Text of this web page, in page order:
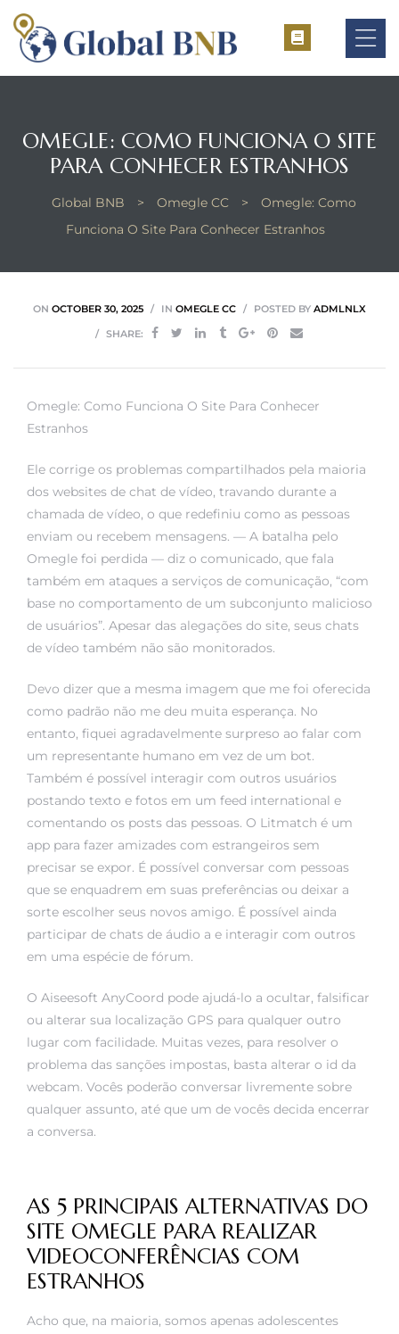
OMEGLE: COMO FUNCIONA O SITE
PARA CONHECER ESTRANHOS
Global BNB > Omegle CC >
Omegle: Como
Funciona O Site Para Conhecer Estranhos
ON OCTOBER 30, 2025 IN OMEGLE CC POSTED BY ADMLNLX
SHARE:
Omegle: Como Funciona O Site Para Conhecer
Estranhos
Ele corrige os problemas compartilhados pela maioria
dos websites de chat de vídeo, travando durante a
chamada de vídeo, o que redefiniu como as pessoas
enviam ou recebem mensagens. — A batalha pelo
Omegle foi perdida — diz o comunicado, que fala
também em ataques a serviços de comunicação, “com
base no comportamento de um subconjunto malicioso
de usuários”. Apesar das alegações do site, seus chats
de vídeo também não são monitorados.
Devo dizer que a mesma imagem que me foi oferecida
como padrão não me deu muita esperança. No
entanto, fiquei agradavelmente surpreso ao falar com
um representante humano em vez de um bot.
Também é possível interagir com outros usuários
postando texto e fotos em um feed international e
comentando os posts das pessoas. O Litmatch é um
app para fazer amizades com estrangeiros sem
precisar se expor. É possível conversar com pessoas
que se enquadrem em suas preferências ou deixar a
sorte escolher seus novos amigo. É possível ainda
participar de chats de áudio a e interagir com outros
em uma espécie de fórum.
O Aiseesoft AnyCoord pode ajudá-lo a ocultar, falsificar
ou alterar sua localização GPS para qualquer outro
lugar com facilidade. Muitas vezes, para resolver o
problema das sanções impostas, basta alterar o id da
webcam. Vocês poderão conversar livremente sobre
qualquer assunto, até que um de vocês decida encerrar
a conversa.
AS 5 PRINCIPAIS ALTERNATIVAS DO
SITE OMEGLE PARA REALIZAR
VIDEOCONFERÊNCIAS COM
ESTRANHOS
Acho que, na maioria, somos apenas adolescentes